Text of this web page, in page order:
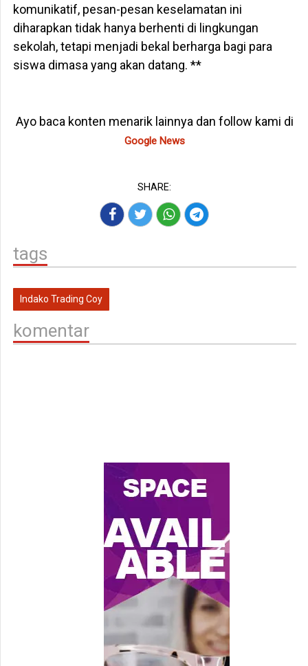
komunikatif, pesan-pesan keselamatan ini
diharapkan tidak hanya berhenti di lingkungan
sekolah, tetapi menjadi bekal berharga bagi para
siswa dimasa yang akan datang. **
Ayo baca konten menarik lainnya dan follow kami di
Google News
SHARE:
tags
Indako Trading Coy
komentar